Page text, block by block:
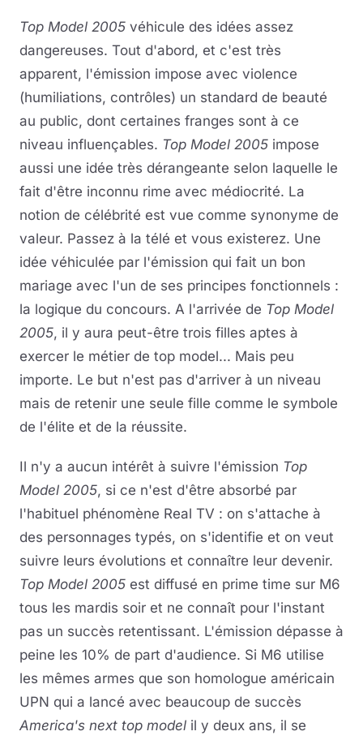
Top Model 2005 véhicule des idées assez
dangereuses. Tout d'abord, et c'est très
apparent, l'émission impose avec violence
(humiliations, contrôles) un standard de beauté
au public, dont certaines franges sont à ce
niveau influençables. Top Model 2005 impose
aussi une idée très dérangeante selon laquelle le
fait d'être inconnu rime avec médiocrité. La
notion de célébrité est vue comme synonyme de
valeur. Passez à la télé et vous existerez. Une
idée véhiculée par l'émission qui fait un bon
mariage avec l'un de ses principes fonctionnels :
la logique du concours. A l'arrivée de Top Model
2005, il y aura peut-être trois filles aptes à
exercer le métier de top model... Mais peu
importe. Le but n'est pas d'arriver à un niveau
mais de retenir une seule fille comme le symbole
de l'élite et de la réussite.
Il n'y a aucun intérêt à suivre l'émission Top
Model 2005, si ce n'est d'être absorbé par
l'habituel phénomène Real TV : on s'attache à
des personnages typés, on s'identifie et on veut
suivre leurs évolutions et connaître leur devenir.
Top Model 2005 est diffusé en prime time sur M6
tous les mardis soir et ne connaît pour l'instant
pas un succès retentissant. L'émission dépasse à
peine les 10% de part d'audience. Si M6 utilise
les mêmes armes que son homologue américain
UPN qui a lancé avec beaucoup de succès
America's next top model il y deux ans, il se